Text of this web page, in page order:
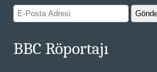
BBC Röportajı